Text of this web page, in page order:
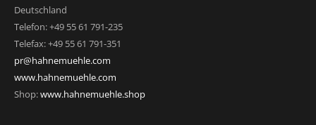
Deutschland
Telefon: +49 55 61 791-235
Telefax: +49 55 61 791-351
pr@hahnemuehle.com
www.hahnemuehle.com
Shop:www.hahnemuehle.shop